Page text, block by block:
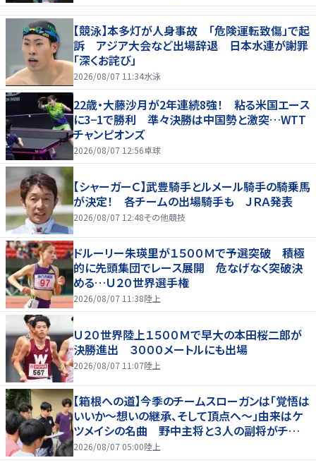
【競泳】本多灯が人身事故 「危険運転致傷」で起
訴 アジア大会など出場辞退 日本水連が謝罪
「深くお詫び」
2026/08/07 11:34水泳
22歳・大藤沙月が2年連続8強！ 粘る米国エース
に3−1で勝利 準々決勝は中国勢と激突…WTT
チャンピオンズ
2026/08/07 12:56卓球
【シャーガーＣ】武豊騎手とルメール騎手の騎乗馬
が決定！ 各チームの出場騎手も ＪＲＡ発表
2026/08/07 12:48その他競技
ドルーリー朱瑛里が１５００Ｍで予選突破 積極
的に先頭集団でレース展開 危なげなく突破決
める…Ｕ２０世界選手権
2026/08/07 11:38陸上
Ｕ２０世界陸上１５００Ｍで早大の本田桜二郎が
決勝進出 ３０００メートルにも出場
2026/08/07 11:07陸上
【箱根への道】今季のチームスローガンは「覚悟は
いいか～想いの継承、そして頂点へ～」由来はケ
ツメイシの名曲 野中主将と３人の副将がチーム
を引っ張る…夏合宿特集第１弾、国学院大
2026/08/07 05:00陸上